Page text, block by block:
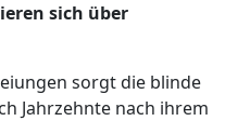
sich über
sorgt die blinde
Jahrzehnte nach ihrem